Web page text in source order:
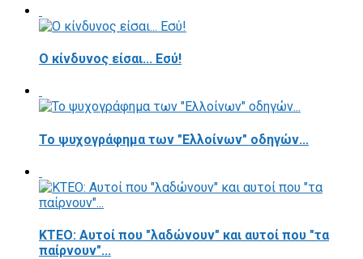
Ο κίνδυνος είσαι... Εσύ!
Το ψυχογράφημα των "Ελλοίνων" οδηγών...
ΚΤΕΟ: Αυτοί που "λαδώνουν" και αυτοί που "τα
παίρνουν"...